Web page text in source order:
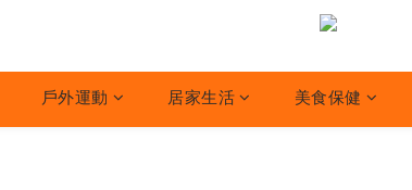
戶外運動 居家生活 美食保健